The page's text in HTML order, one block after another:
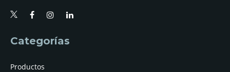
Categorías
Productos